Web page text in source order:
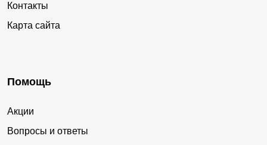
Контакты
Карта сайта
Помощь
Акции
Вопросы и ответы